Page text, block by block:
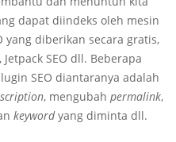
dapat diindeks oleh mesin
yang diberikan secara gratis,
SEO dll. Beberapa
SEO diantaranya adalah
, mengubah permalink,
keywordyang diminta dll.